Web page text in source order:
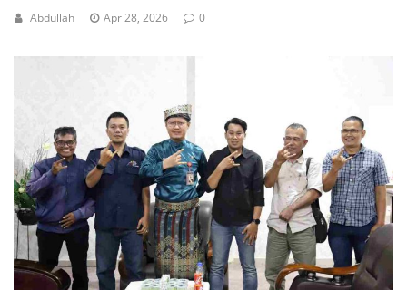
Abdullah Apr 28, 2026 0